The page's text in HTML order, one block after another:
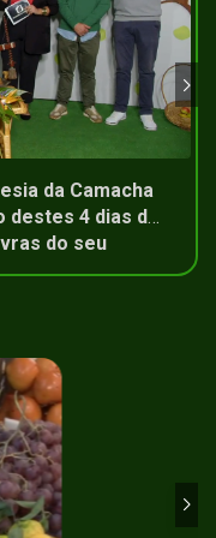
da Camacha
destes 4 dias de
do seu